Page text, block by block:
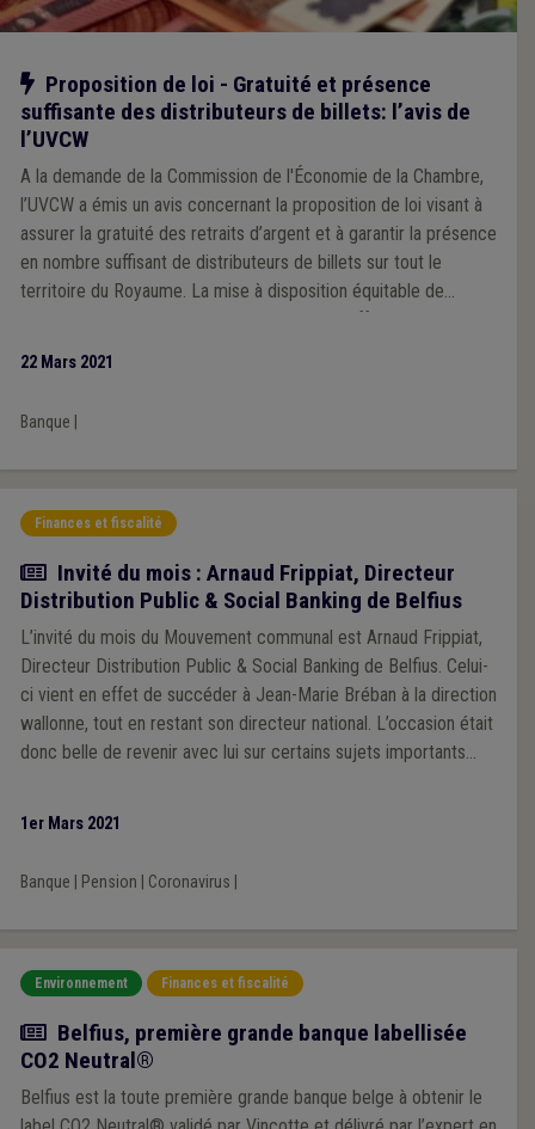
Notre action
Proposition de loi - Gratuité et présence
suffisante des distributeurs de billets: l’avis de
l’UVCW
A la demande de la Commission de l'Économie de la Chambre,
l’UVCW a émis un avis concernant la proposition de loi visant à
assurer la gratuité des retraits d’argent et à garantir la présence
en nombre suffisant de distributeurs de billets sur tout le
territoire du Royaume. La mise à disposition équitable de
22 Mars 2021
Banque
Finances et fiscalité
Article
Invité du mois : Arnaud Frippiat, Directeur
Distribution Public & Social Banking de Belfius
L’invité du mois du Mouvement communal est Arnaud Frippiat,
Directeur Distribution Public & Social Banking de Belfius. Celui-
ci vient en effet de succéder à Jean-Marie Bréban à la direction
wallonne, tout en restant son directeur national. L’occasion était
donc belle de revenir avec lui sur certains sujets importants
1er Mars 2021
Banque Pension Coronavirus
Environnement Finances et fiscalité
Actualité
Belfius, première grande banque labellisée
CO2 Neutral®
Belfius est la toute première grande banque belge à obtenir le